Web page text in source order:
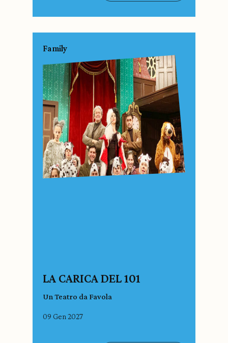
Family
LA CARICA DEL 101
Un Teatro da Favola
09 Gen 2027